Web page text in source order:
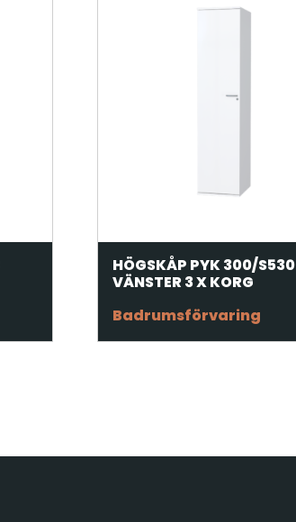
HÖGSKÅP PYK 300/S530
VÄNSTER 3 X KORG
Badrumsförvaring